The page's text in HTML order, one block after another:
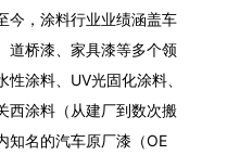
，涂料行业业绩涵盖车
、道桥漆、家具漆等多个领
料、UV光固化涂料、
西涂料（从建厂到数次搬
内知名的汽车原厂漆（OE